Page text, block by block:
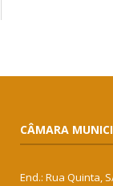
CÂMARA
End.: Rua Quinta,